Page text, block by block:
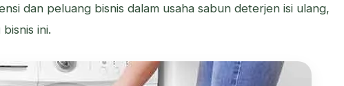
dan peluang bisnis dalam usaha sabun deterjen isi ulang,
ini.